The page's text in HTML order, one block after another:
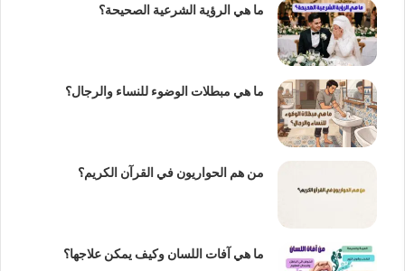
ما هي الرؤية الشرعية الصحيحة؟
ما هي مبطلات الوضوء للنساء والرجال؟
من هم الحواريون في القرآن الكريم؟
ما هي آفات اللسان وكيف يمكن علاجها؟